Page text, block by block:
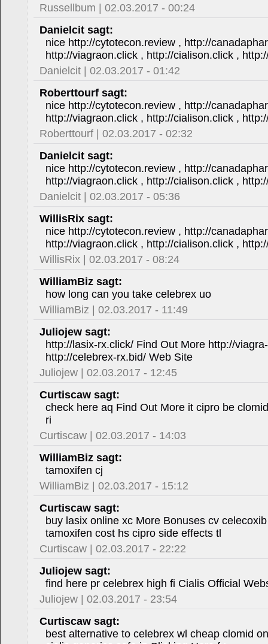
Russellbum | 02.03.2017 - 00:24
Danielcit sagt:
nice http://cytotecon.review , http://
http://viagraon.click , http://cialison.click ,
Danielcit | 02.03.2017 - 01:42
Roberttourf sagt:
nice http://cytotecon.review , http://
http://viagraon.click , http://cialison.click ,
Roberttourf | 02.03.2017 - 02:32
Danielcit sagt:
nice http://cytotecon.review , http://
http://viagraon.click , http://cialison.click ,
Danielcit | 02.03.2017 - 05:36
WillisRix sagt:
nice http://cytotecon.review , http://
http://viagraon.click , http://cialison.click ,
WillisRix | 02.03.2017 - 08:24
WilliamBiz sagt:
how long can you take celebrex uo
WilliamBiz | 02.03.2017 - 11:49
Juliojew sagt:
http://lasix-rx.click/ Find Out More http://
http://celebrex-rx.bid/ Web Site
Juliojew | 02.03.2017 - 12:45
Curtiscaw sagt:
check here aq Find Out More it cipro be
ri
Curtiscaw | 02.03.2017 - 14:03
WilliamBiz sagt:
tamoxifen cj
WilliamBiz | 02.03.2017 - 15:12
Curtiscaw sagt:
buy lasix online xc More Bonuses cv
tamoxifen cost hs cipro side effects tl
Curtiscaw | 02.03.2017 - 22:22
Juliojew sagt:
find here pr celebrex high fi Cialis Official
Juliojew | 02.03.2017 - 23:54
Curtiscaw sagt:
best alternative to celebrex wl cheap clomid